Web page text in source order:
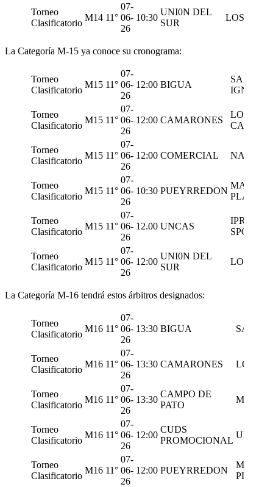
Torneo
Clasificatorio
M14 11°
07-
06-
26
10:30
UNI0N DEL
SUR
LOS 50
La Categoría M-15 ya conoce su cronograma:
Torneo
Clasificatorio
M15 11°
07-
06-
26
12:00 BIGUA
SAN
IGNACIO
Torneo
Clasificatorio
M15 11°
07-
06-
26
12:00 CAMARONES
LOS
CARDOS
Torneo
Clasificatorio
M15 11°
07-
06-
26
12:00 COMERCIAL
Torneo
Clasificatorio
M15 11°
07-
06-
26
10:30 PUEYRREDON
MAR
PLATA
Torneo
Clasificatorio
M15 11°
07-
06-
26
12.00 UNCAS
IPR
Torneo
Clasificatorio
M15 11°
07-
06-
26
12:00
UNI0N DEL
SUR
LOS 50
La Categoría M-16 tendrá estos árbitros designados:
Torneo
Clasificatorio
M16 11°
07-
06-
26
13:30 BIGUA SAN
Torneo
Clasificatorio
M16 11°
07-
06-
26
13:30 CAMARONES LOS
Torneo
Clasificatorio
M16 11°
07-
06-
26
13:30
CAMPO DE
PATO
MDP
Torneo
Clasificatorio
M16 11°
07-
06-
26
12:00
CUDS
PROMOCIONAL
Torneo
Clasificatorio
M16 11°
07-
06-
26
12:00 PUEYRREDON
MAR
PLATA